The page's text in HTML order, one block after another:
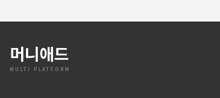
머니애드
MULTI PLATFORM